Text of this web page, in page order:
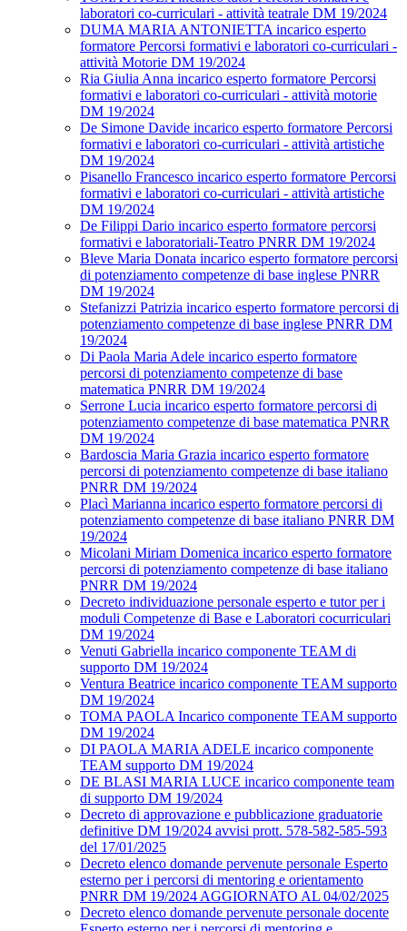
laboratori co-curriculari - attività teatrale DM 19/2024
DUMA MARIA ANTONIETTA incarico esperto
formatore Percorsi formativi e laboratori co-curriculari -
attività Motorie DM 19/2024
Ria Giulia Anna incarico esperto formatore Percorsi
formativi e laboratori co-curriculari - attività motorie
DM 19/2024
De Simone Davide incarico esperto formatore Percorsi
formativi e laboratori co-curriculari - attività artistiche
DM 19/2024
Pisanello Francesco incarico esperto formatore Percorsi
formativi e laboratori co-curriculari - attività artistiche
DM 19/2024
De Filippi Dario incarico esperto formatore percorsi
formativi e laboratoriali-Teatro PNRR DM 19/2024
Bleve Maria Donata incarico esperto formatore percorsi
di potenziamento competenze di base inglese PNRR
DM 19/2024
Stefanizzi Patrizia incarico esperto formatore percorsi di
potenziamento competenze di base inglese PNRR DM
19/2024
Di Paola Maria Adele incarico esperto formatore
percorsi di potenziamento competenze di base
matematica PNRR DM 19/2024
Serrone Lucia incarico esperto formatore percorsi di
potenziamento competenze di base matematica PNRR
DM 19/2024
Bardoscia Maria Grazia incarico esperto formatore
percorsi di potenziamento competenze di base italiano
PNRR DM 19/2024
Placì Marianna incarico esperto formatore percorsi di
potenziamento competenze di base italiano PNRR DM
19/2024
Micolani Miriam Domenica incarico esperto formatore
percorsi di potenziamento competenze di base italiano
PNRR DM 19/2024
Decreto individuazione personale esperto e tutor per i
moduli Competenze di Base e Laboratori cocurriculari
DM 19/2024
Venuti Gabriella incarico componente TEAM di
supporto DM 19/2024
Ventura Beatrice incarico componente TEAM supporto
DM 19/2024
TOMA PAOLA Incarico componente TEAM supporto
DM 19/2024
DI PAOLA MARIA ADELE incarico componente
TEAM supporto DM 19/2024
DE BLASI MARIA LUCE incarico componente team
di supporto DM 19/2024
Decreto di approvazione e pubblicazione graduatorie
definitive DM 19/2024 avvisi prott. 578-582-585-593
del 17/01/2025
Decreto elenco domande pervenute personale Esperto
esterno per i percorsi di mentoring e orientamento
PNRR DM 19/2024 AGGIORNATO AL 04/02/2025
Decreto elenco domande pervenute personale docente